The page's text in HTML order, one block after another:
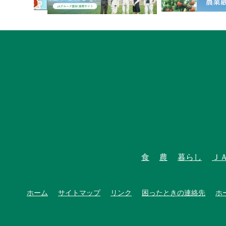
食 農 暮らし Ｊ
ホーム サイトマップ リンク 困ったときの連絡先 ホ